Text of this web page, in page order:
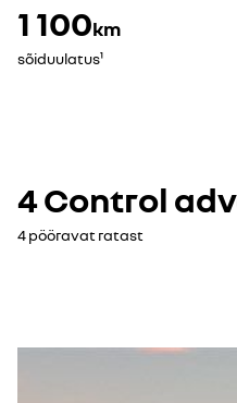
1 100km
sõiduulatus¹
4 Control
4 pööravat ratast